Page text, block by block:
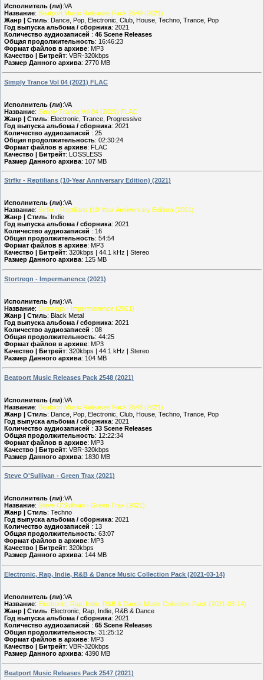
Исполнитель (ли):VA
Название: Beatport Music Releases Pack 2549 (2021)
Жанр | Стиль: Dance, Pop, Electronic, Club, House, Techno, Trance, Pop
Год выпуска альбома / сборника: 2021
Количество аудиозаписей : 46 Scene Releases
Общая продолжительность: 16:46:23
Формат файлов в архиве: MP3
Качество | Битрейт: VBR-320kbps
Размер Данного архива: 2770 MB
Simply Trance Vol 04 (2021) FLAC
Исполнитель (ли):VA
Название: Simply Trance Vol 04 (2021) FLAC
Жанр | Стиль: Electronic, Trance, Progressive
Год выпуска альбома / сборника: 2021
Количество аудиозаписей : 25
Общая продолжительность: 02:30:24
Формат файлов в архиве: FLAC
Качество | Битрейт: LOSSLESS
Размер Данного архива: 107 MB
Strfkr - Reptilians (10-Year Anniversary Edition) (2021)
Исполнитель (ли):VA
Название: Strfkr - Reptilians (10-Year Anniversary Edition) (2021)
Жанр | Стиль: Indie
Год выпуска альбома / сборника: 2021
Количество аудиозаписей : 16
Общая продолжительность: 54:54
Формат файлов в архиве: MP3
Качество | Битрейт: 320kbps | 44.1 kHz | Stereo
Размер Данного архива: 125 MB
Stortregn - Impermanence (2021)
Исполнитель (ли):VA
Название: Stortregn - Impermanence (2021)
Жанр | Стиль: Black Metal
Год выпуска альбома / сборника: 2021
Количество аудиозаписей : 08
Общая продолжительность: 44:25
Формат файлов в архиве: MP3
Качество | Битрейт: 320kbps | 44.1 kHz | Stereo
Размер Данного архива: 104 MB
Beatport Music Releases Pack 2548 (2021)
Исполнитель (ли):VA
Название: Beatport Music Releases Pack 2548 (2021)
Жанр | Стиль: Dance, Pop, Electronic, Club, House, Techno, Trance, Pop
Год выпуска альбома / сборника: 2021
Количество аудиозаписей : 33 Scene Releases
Общая продолжительность: 12:22:34
Формат файлов в архиве: MP3
Качество | Битрейт: VBR-320kbps
Размер Данного архива: 1830 MB
Steve O'Sullivan - Green Trax (2021)
Исполнитель (ли):VA
Название: Steve O'Sullivan - Green Trax (2021)
Жанр | Стиль: Techno
Год выпуска альбома / сборника: 2021
Количество аудиозаписей : 13
Общая продолжительность: 63:07
Формат файлов в архиве: MP3
Качество | Битрейт: 320kbps
Размер Данного архива: 144 MB
Electronic, Rap, Indie, R&B & Dance Music Collection Pack (2021-03-14)
Исполнитель (ли):VA
Название: Electronic, Rap, Indie, R&B & Dance Music Collection Pack (2021-03-14)
Жанр | Стиль: Electronic, Rap, Indie, R&B & Dance
Год выпуска альбома / сборника: 2021
Количество аудиозаписей : 65 Scene Releases
Общая продолжительность: 31:25:12
Формат файлов в архиве: MP3
Качество | Битрейт: VBR-320kbps
Размер Данного архива: 4390 MB
Beatport Music Releases Pack 2547 (2021)